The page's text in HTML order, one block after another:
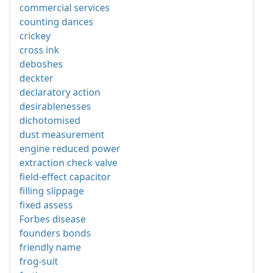
commercial services
counting dances
crickey
cross ink
deboshes
deckter
declaratory action
desirablenesses
dichotomised
dust measurement
engine reduced power
extraction check valve
field-effect capacitor
filling slippage
fixed assess
Forbes disease
founders bonds
friendly name
frog-suit